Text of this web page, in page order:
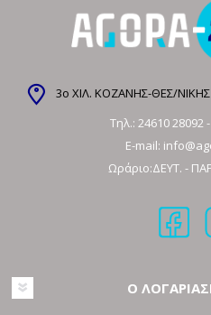
3ο ΧΙΛ. ΚΟΖΑΝΗΣ-ΘΕΣ/
Τηλ.: 24610 28092-
E-mail:
Ωράριο:ΔΕΥΤ. -
Ο